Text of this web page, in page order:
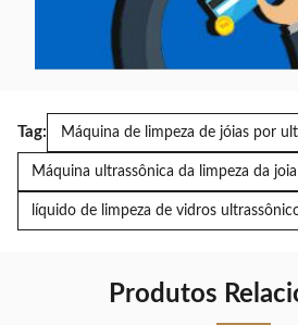
Tag: Máquina de limpeza de jóias por
Máquina ultrassônica da limpeza da joia
líquido de limpeza de vidros
Produtos